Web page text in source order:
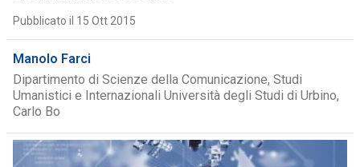
Pubblicato il 15 Ott 2015
Manolo Farci
Dipartimento di Scienze della Comunicazione, Studi
Umanistici e Internazionali Università degli Studi di Urbino,
Carlo Bo